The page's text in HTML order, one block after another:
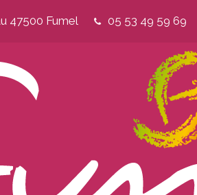
47500 Fumel 05 53 49 59 69